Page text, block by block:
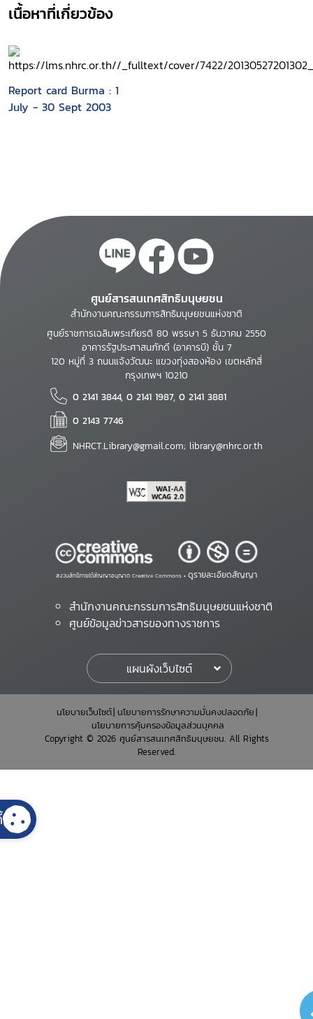
เนื้อหาที่เกี่ยวข้อง
Report card Burma : 1
July - 30 Sept 2003
ศูนย์สารสนเทศสิทธิมนุษยชน
สำนักงานคณะกรรมการสิทธิมนุษยชนแห่งชาติ
ศูนย์ราชการเฉลิมพระเกียรติ 80 พรรษา 5 ธันวาคม 2550
อาคารรัฐประศาสนภักดี (อาคารบี) ชั้น 7
120 หมู่ที่ 3 ถนนแจ้งวัฒนะ แขวงทุ่งสองห้อง เขตหลักสี่
กรุงเทพฯ 10210
0 2141 3844, 0 2141 1987, 0 2141 3881
0 2143 7746
NHRCT.Library@gmail.com; library@nhrc.or.th
สงวนสิทธิ์ภายใต้สัญญาอนุญาต Creative Commons • ดูรายละเอียดสัญญา
สำนักงานคณะกรรมการสิทธิมนุษยชนแห่งชาติ
ศูนย์ข้อมูลข่าวสารของทางราชการ
แผนผังเว็บไซต์
นโยบายเว็บไซต์ นโยบายการรักษาความมั่นคงปลอดภัย
นโยบายการคุ้มครองข้อมูลส่วนบุคคล
Copyright © 2026 ศูนย์สารสนเทศสิทธิมนุษยชน. All Rights
Reserved.